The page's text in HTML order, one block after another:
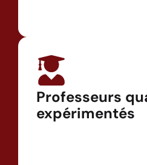
Professeurs
expérimentés